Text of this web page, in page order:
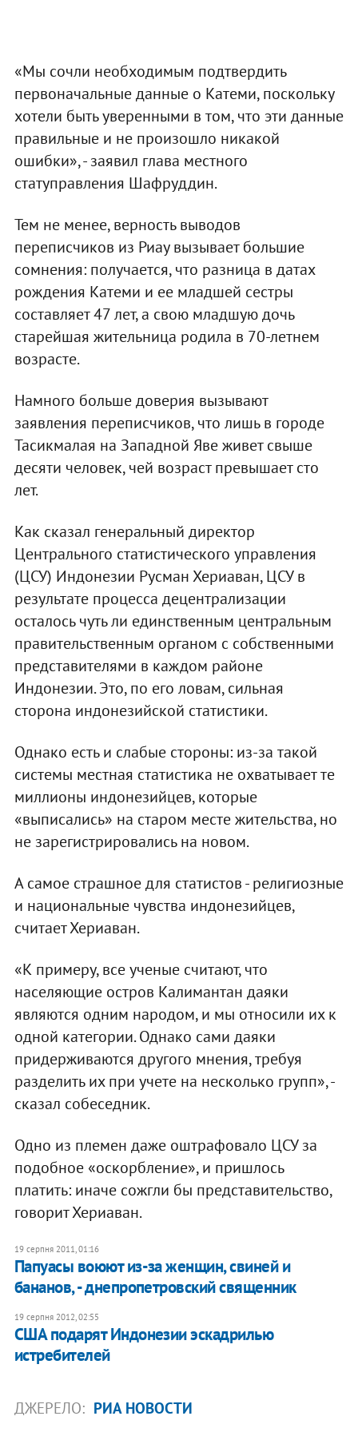
«Мы сочли необходимым подтвердить
первоначальные данные о Катеми, поскольку
хотели быть уверенными в том, что эти данные
правильные и не произошло никакой
ошибки», - заявил глава местного
статуправления Шафруддин.
Тем не менее, верность выводов
переписчиков из Риау вызывает большие
сомнения: получается, что разница в датах
рождения Катеми и ее младшей сестры
составляет 47 лет, а свою младшую дочь
старейшая жительница родила в 70-летнем
возрасте.
Намного больше доверия вызывают
заявления переписчиков, что лишь в городе
Тасикмалая на Западной Яве живет свыше
десяти человек, чей возраст превышает сто
лет.
Как сказал генеральный директор
Центрального статистического управления
(ЦСУ) Индонезии Русман Хериаван, ЦСУ в
результате процесса децентрализации
осталось чуть ли единственным центральным
правительственным органом с собственными
представителями в каждом районе
Индонезии. Это, по его ловам, сильная
сторона индонезийской статистики.
Однако есть и слабые стороны: из-за такой
системы местная статистика не охватывает те
миллионы индонезийцев, которые
«выписались» на старом месте жительства, но
не зарегистрировались на новом.
А самое страшное для статистов - религиозные
и национальные чувства индонезийцев,
считает Хериаван.
«К примеру, все ученые считают, что
населяющие остров Калимантан даяки
являются одним народом, и мы относили их к
одной категории. Однако сами даяки
придерживаются другого мнения, требуя
разделить их при учете на несколько групп», -
сказал собеседник.
Одно из племен даже оштрафовало ЦСУ за
подобное «оскорбление», и пришлось
платить: иначе сожгли бы представительство,
говорит Хериаван.
19 серпня 2011, 01:16
Папуасы воюют из-за женщин, свиней и
бананов, - днепропетровский священник
19 серпня 2012, 02:55
США подарят Индонезии эскадрилью
истребителей
ДЖЕРЕЛО: РИА НОВОСТИ